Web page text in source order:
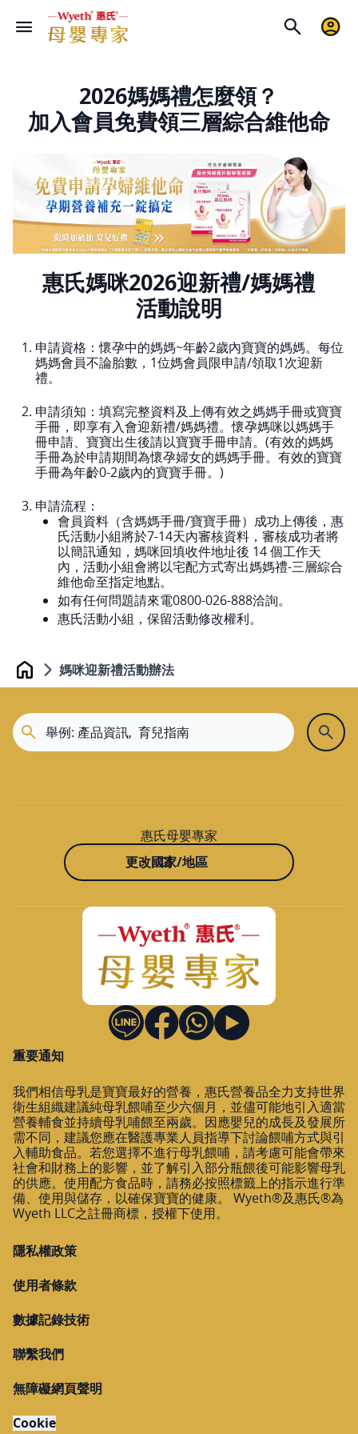
2026媽媽禮怎麼領？
加入會員免費領三層綜合維他命
惠氏媽咪2026迎新禮/媽媽禮
活動說明
申請資格：懷孕中的媽媽~年齡2歲內寶寶的媽媽。每位
媽媽會員不論胎數，1位媽會員限申請/領取1次迎新
禮。
申請須知：填寫完整資料及上傳有效之媽媽⼿冊或寶寶
⼿冊，即享有⼊會迎新禮/媽媽禮。懷孕媽咪以媽媽手
冊申請、寶寶出生後請以寶寶手冊申請。(有效的媽媽
⼿冊為於申請期間為懷孕婦⼥的媽媽⼿冊。有效的寶寶
⼿冊為年齡0-2歲內的寶寶⼿冊。)
申請流程：
會員資料（含媽媽⼿冊/寶寶⼿冊）成功上傳後，惠
⽒活動⼩組將於7-14天內審核資料，審核成功者將
以簡訊通知，媽咪回填收件地址後 14 個工作天
內，活動小組會將以宅配方式寄出媽媽禮-三層綜合
維他命至指定地點。
如有任何問題請來電0800-026-888洽詢。
惠⽒活動⼩組，保留活動修改權利。
Home 媽咪迎新禮活動辦法
惠氏母嬰專家
更改國家/地區
重要通知
我們相信母乳是寶寶最好的營養，惠氏營養品全力支持世界
衛生組織建議純母乳餵哺至少六個月，並儘可能地引入適當
營養輔食並持續母乳哺餵至兩歲。因應嬰兒的成長及發展所
需不同，建議您應在醫護專業人員指導下討論餵哺方式與引
入輔助食品。若您選擇不進行母乳餵哺，請考慮可能會帶來
社會和財務上的影響，並了解引入部分瓶餵後可能影響母乳
的供應。使用配方食品時，請務必按照標籤上的指示進行準
備、使用與儲存，以確保寶寶的健康。 Wyeth®及惠氏®為
Wyeth LLC之註冊商標，授權下使用。
隱私權政策
使用者條款
數據記錄技術
聯繫我們
無障礙網頁聲明
Cookie